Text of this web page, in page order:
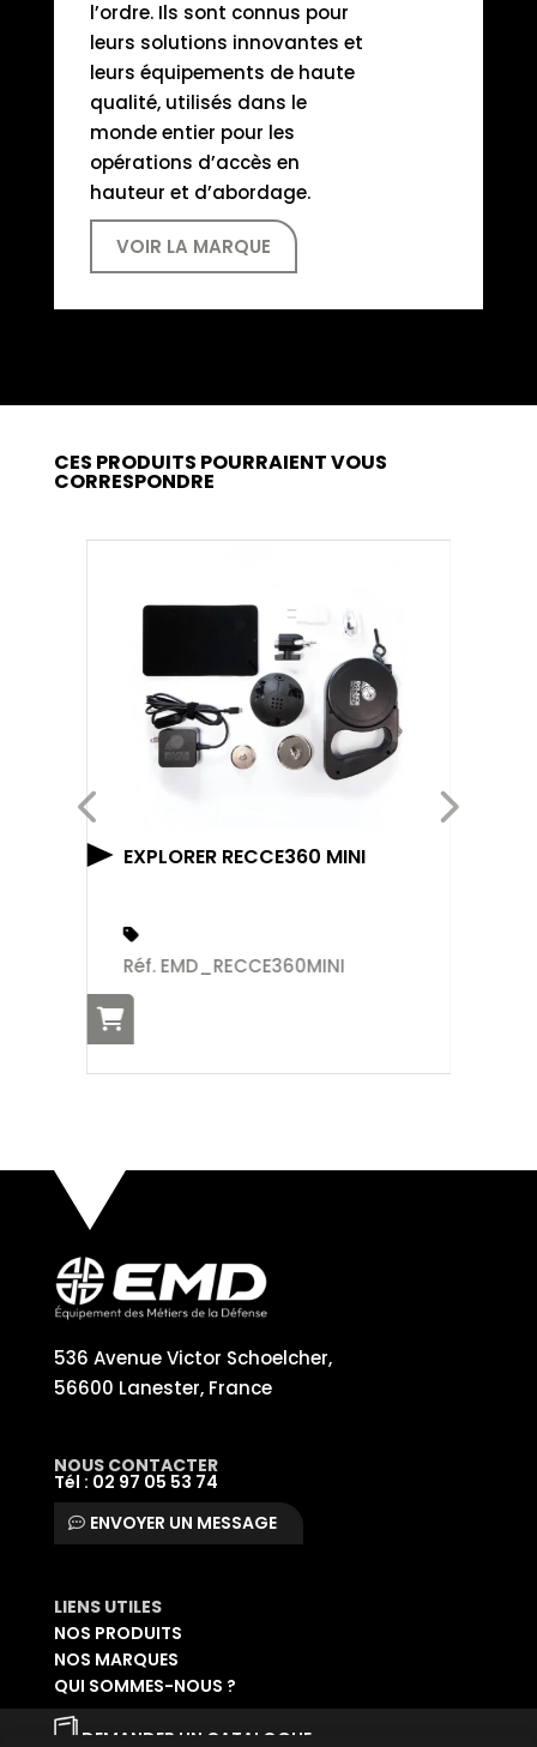
l’ordre. Ils sont connus pour
leurs solutions innovantes et
leurs équipements de haute
qualité, utilisés dans le
monde entier pour les
opérations d’accès en
hauteur et d’abordage.
VOIR LA MARQUE
CES PRODUITS POURRAIENT VOUS
CORRESPONDRE
EXPLORER RECCE360 MINI
Réf. EMD_RECCE360MINI
536 Avenue Victor Schoelcher,
56600 Lanester, France
NOUS CONTACTER
Tél : 02 97 05 53 74
ENVOYER UN MESSAGE
LIENS UTILES
NOS PRODUITS
NOS MARQUES
QUI SOMMES-NOUS ?
DEMANDER UN CATALOGUE